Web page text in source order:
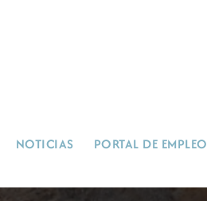
NOTICIAS PORTAL DE EMPLEO